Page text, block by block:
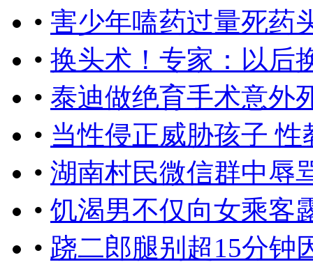
• 害少年嗑药过量死药
• 换头术！专家：以后
• 泰迪做绝育手术意外
• 当性侵正威胁孩子
• 湖南村民微信群中辱
• 饥渴男不仅向女乘客
• 跷二郎腿别超15分钟